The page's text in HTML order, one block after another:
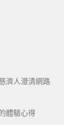
濟人澄清網路
體驗心得